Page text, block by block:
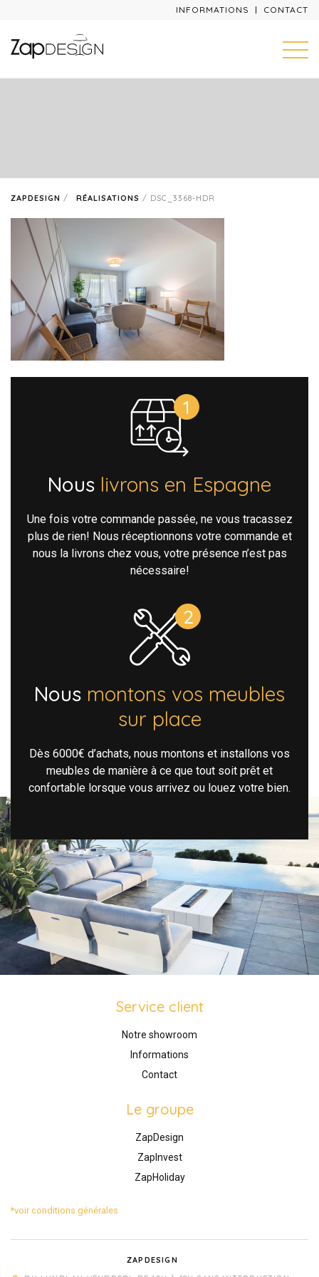
INFORMATIONS CONTACT
ZAPDESIGN / RÉALISATIONS / DSC_3368-HDR
Nous livrons en Espagne
Une fois votre commande passée, ne vous tracassez
plus de rien! Nous réceptionnons votre commande et
nous la livrons chez vous, votre présence n’est pas
nécessaire!
Nous montons vos meubles
sur place
Dès 6000€ d’achats, nous montons et installons vos
meubles de manière à ce que tout soit prêt et
confortable lorsque vous arrivez ou louez votre bien.
Service client
Notre showroom
Informations
Contact
Le groupe
ZapDesign
ZapInvest
ZapHoliday
*voir conditions générales
ZAPDESIGN